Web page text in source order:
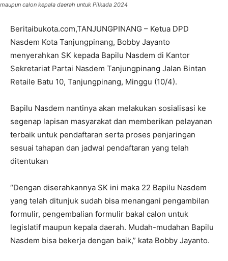
maupun calon kepala daerah untuk Pilkada 2024
Beritaibukota.com,TANJUNGPINANG – Ketua DPD
Nasdem Kota Tanjungpinang, Bobby Jayanto
menyerahkan SK kepada Bapilu Nasdem di Kantor
Sekretariat Partai Nasdem Tanjungpinang Jalan Bintan
Retaile Batu 10, Tanjungpinang, Minggu (10/4).
Bapilu Nasdem nantinya akan melakukan sosialisasi ke
segenap lapisan masyarakat dan memberikan pelayanan
terbaik untuk pendaftaran serta proses penjaringan
sesuai tahapan dan jadwal pendaftaran yang telah
ditentukan
“Dengan diserahkannya SK ini maka 22 Bapilu Nasdem
yang telah ditunjuk sudah bisa menangani pengambilan
formulir, pengembalian formulir bakal calon untuk
legislatif maupun kepala daerah. Mudah-mudahan Bapilu
Nasdem bisa bekerja dengan baik,” kata Bobby Jayanto.